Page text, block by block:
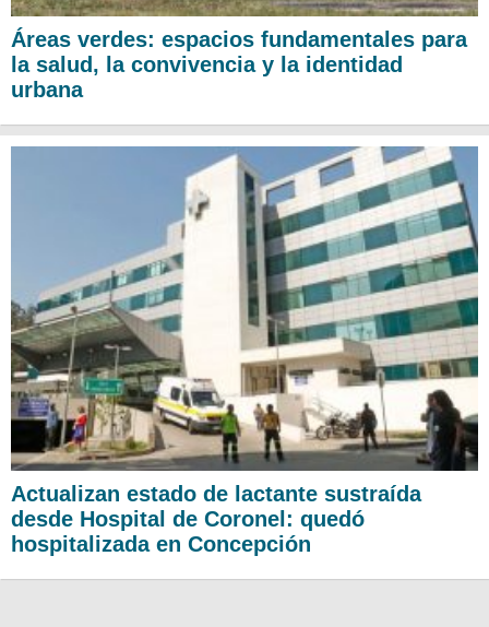
Áreas verdes: espacios fundamentales para
la salud, la convivencia y la identidad
urbana
Actualizan estado de lactante sustraída
desde Hospital de Coronel: quedó
hospitalizada en Concepción